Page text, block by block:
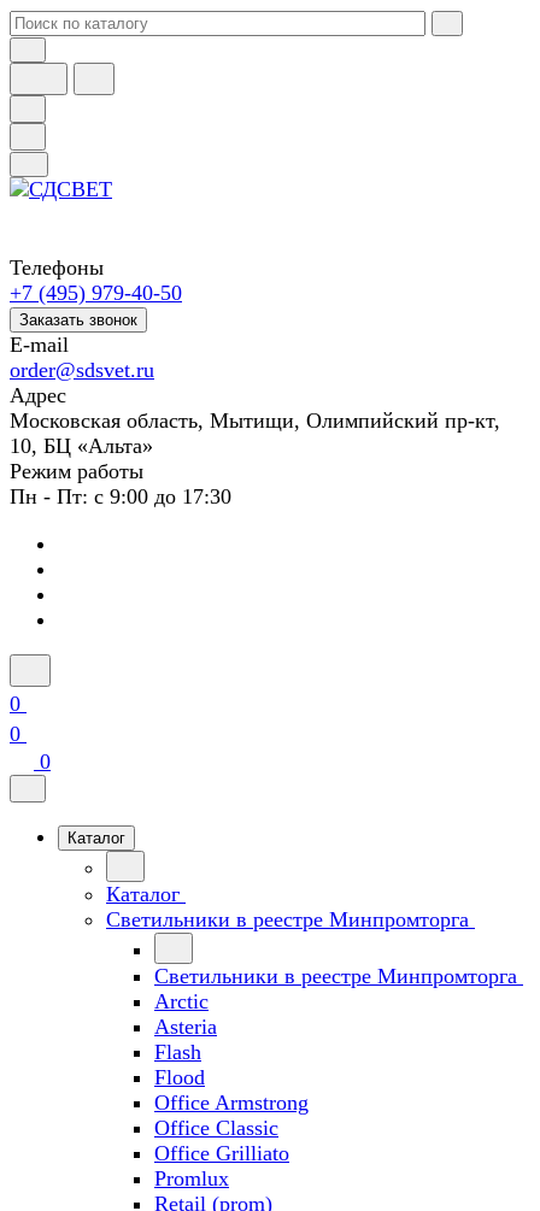
Телефоны
+7 (495) 979-40-50
Заказать звонок
E-mail
order@sdsvet.ru
Адрес
Московская область, Мытищи, Олимпийский пр-кт,
10, БЦ «Альта»
Режим работы
Пн - Пт: с 9:00 до 17:30
0
0
0
Каталог
Каталог
Светильники в реестре Минпромторга
Светильники в реестре Минпромторга
Arctic
Asteria
Flash
Flood
Office Armstrong
Office Classic
Office Grilliato
Promlux
Retail (prom)